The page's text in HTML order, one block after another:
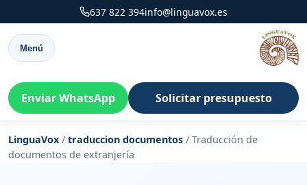
637 822 394info@linguavox.es
Menú
Enviar WhatsApp Solicitar presupuesto
LinguaVox / traduccion documentos / Traducción de
documentos de extranjería